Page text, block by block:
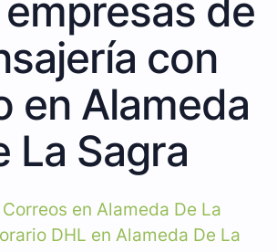
de
con
en Alameda
La Sagra
en Alameda De La
DHL en Alameda De La